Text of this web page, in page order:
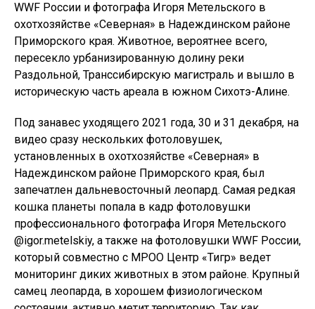
WWF России и фотографа Игоря Метельского в
охотхозяйстве «Северная» в Надеждинском районе
Приморского края. Животное, вероятнее всего,
пересекло урбанизированную долину реки
Раздольной, Транссибирскую магистраль и вышло в
историческую часть ареала в южном Сихотэ-Алине.
Под занавес уходящего 2021 года, 30 и 31 декабря, на
видео сразу нескольких фотоловушек,
установленных в охотхозяйстве «Северная» в
Надеждинском районе Приморского края, был
запечатлен дальневосточный леопард. Самая редкая
кошка планеты попала в кадр фотоловушки
профессионального фотографа Игоря Метельского
@igor.metelskiy, а также на фотоловушки WWF России,
который совместно с МРОО Центр «Тигр» ведет
мониторинг диких животных в этом районе. Крупный
самец леопарда, в хорошем физиологическом